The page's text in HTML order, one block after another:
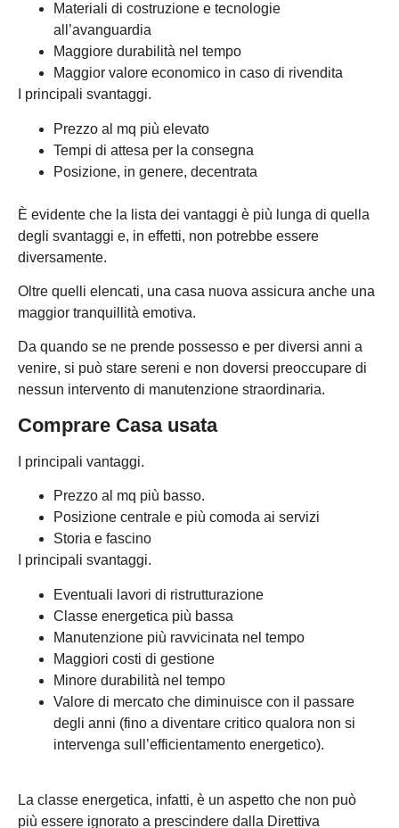
Materiali di costruzione e tecnologie
all’avanguardia
Maggiore durabilità nel tempo
Maggior valore economico in caso di rivendita
I principali svantaggi.
Prezzo al mq più elevato
Tempi di attesa per la consegna
Posizione, in genere, decentrata
È evidente che la lista dei vantaggi è più lunga di quella
degli svantaggi e, in effetti, non potrebbe essere
diversamente.
Oltre quelli elencati, una casa nuova assicura anche una
maggior tranquillità emotiva.
Da quando se ne prende possesso e per diversi anni a
venire, si può stare sereni e non doversi preoccupare di
nessun intervento di manutenzione straordinaria.
Comprare Casa usata
I principali vantaggi.
Prezzo al mq più basso.
Posizione centrale e più comoda ai servizi
Storia e fascino
I principali svantaggi.
Eventuali lavori di ristrutturazione
Classe energetica più bassa
Manutenzione più ravvicinata nel tempo
Maggiori costi di gestione
Minore durabilità nel tempo
Valore di mercato che diminuisce con il passare
degli anni (fino a diventare critico qualora non si
intervenga sull’efficientamento energetico).
La classe energetica, infatti, è un aspetto che non può
più essere ignorato a prescindere dalla Direttiva